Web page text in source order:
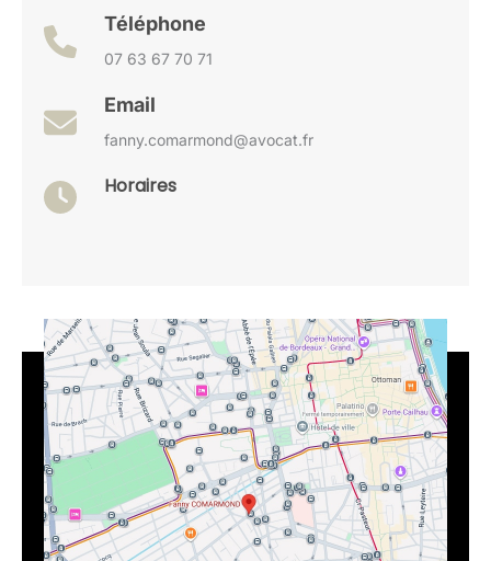
Téléphone
07 63 67 70 71
Email
fanny.comarmond@avocat.fr
Horaires